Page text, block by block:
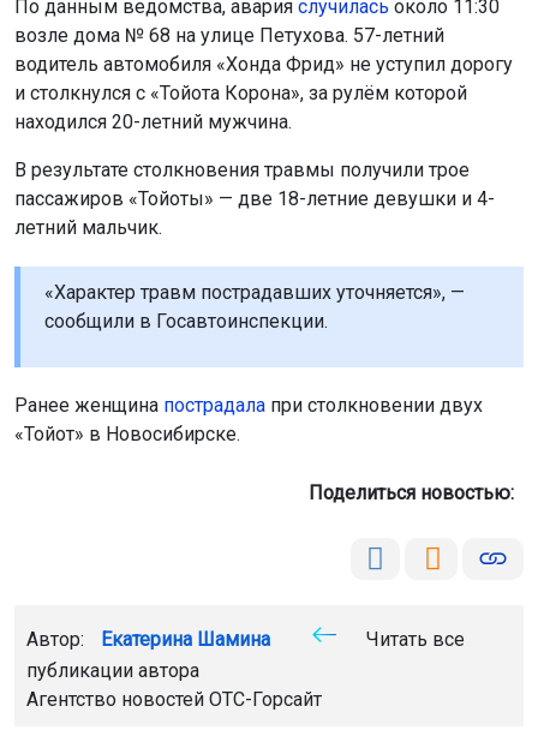
По данным ведомства, авария случилась около 11:30
возле дома № 68 на улице Петухова. 57-летний
водитель автомобиля «Хонда Фрид» не уступил дорогу
и столкнулся с «Тойота Корона», за рулём которой
находился 20-летний мужчина.
В результате столкновения травмы получили трое
пассажиров «Тойоты» — две 18-летние девушки и 4-
летний мальчик.
«Характер травм пострадавших уточняется», —
сообщили в Госавтоинспекции.
Ранее женщина пострадала при столкновении двух
«Тойот» в Новосибирске.
Поделиться новостью:
Автор: Екатерина Шамина
Читать все
публикации автора
Агентство новостей ОТС-Горсайт